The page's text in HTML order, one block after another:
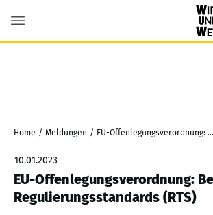
Home / Meldungen / EU-Offenlegungsverordnung: Berichtigte Regulierungsstandards (RTS)
10.01.2023
EU-Offenlegungsverordnung:
Regulierungsstandards (RTS)